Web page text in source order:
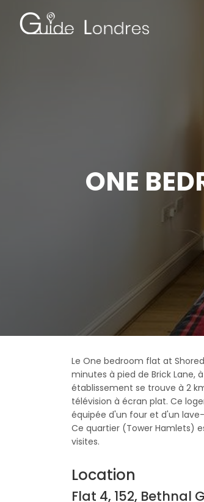
ONE
Le One bedroom flat at
minutes à pied de Brick Lane,
établissement se trouve à 2
télévision à écran plat. Ce
équipée d'un four et d'un
Ce quartier (Tower Hamlets)
visites.
Location
Flat 4, 152, Bethnal